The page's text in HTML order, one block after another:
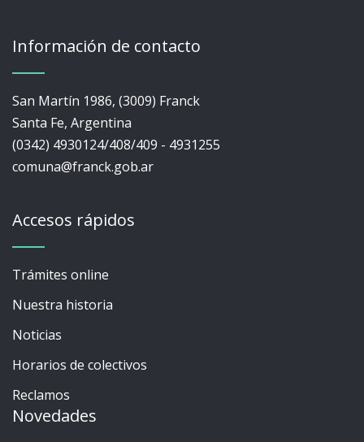
Información de contacto
San Martín 1986, (3009) Franck
Santa Fe, Argentina
(0342) 4930124/408/409 - 4931255
comuna@franck.gob.ar
Accesos rápidos
Trámites online
Nuestra historia
Noticias
Horarios de colectivos
Reclamos
Novedades